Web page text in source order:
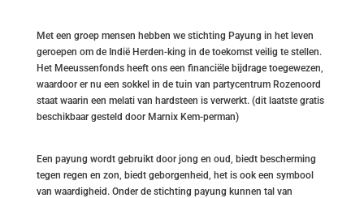
Met een groep mensen hebben we stichting Payung in het leven
geroepen om de Indië Herden-king in de toekomst veilig te stellen.
Het Meeussenfonds heeft ons een financiële bijdrage toegewezen,
waardoor er nu een sokkel in de tuin van partycentrum Rozenoord
staat waarin een melati van hardsteen is verwerkt. (dit laatste gratis
beschikbaar gesteld door Marnix Kem-perman)
Een payung wordt gebruikt door jong en oud, biedt bescherming
tegen regen en zon, biedt geborgenheid, het is ook een symbool
van waardigheid. Onder de stichting payung kunnen tal van